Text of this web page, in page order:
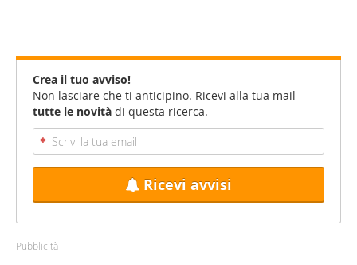
Crea il tuo avviso!
Non lasciare che ti anticipino. Ricevi alla tua mail
tutte le novità di questa ricerca.
Ricevi avvisi
Pubblicità